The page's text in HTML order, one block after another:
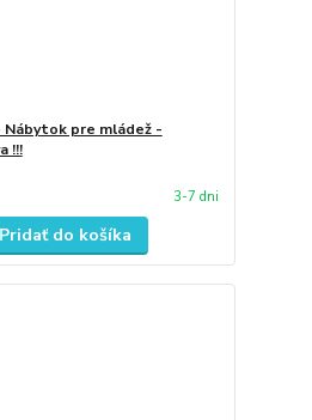
pre mládež -
!!!
3-7 dni
Pridať do košíka